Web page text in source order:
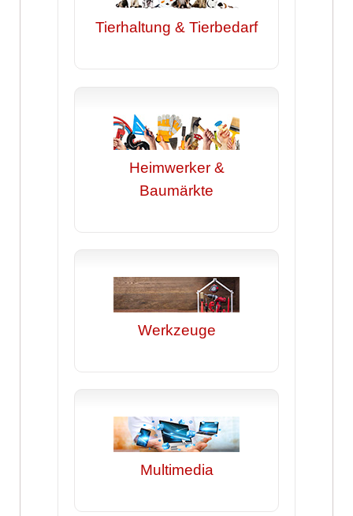
Tierhaltung & Tierbedarf
Heimwerker &
Baumärkte
Werkzeuge
Multimedia